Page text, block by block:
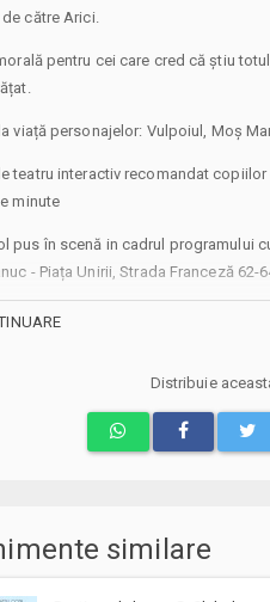
către Arici.
pentru cei care cred că știu
viață personajelor: Vulpoiul, Moș
teatru interactiv recomandat copiilor
minute
pus în scenă in cadrul programului
- Piața Unirii, Strada Franceză 62-
Caravana cu Spectacole
cu vârsta de peste 1 an se achită
la cunostinta ca pe langa preturile
ce trebuie suportate de dvs.,
comisioane, cost de livrare (in cazul
Distribuie
similare